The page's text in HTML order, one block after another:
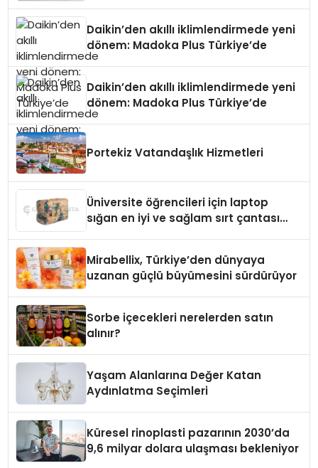
Daikin’den akıllı iklimlendirmede yeni
dönem: Madoka Plus Türkiye’de
Daikin’den akıllı iklimlendirmede yeni
dönem: Madoka Plus Türkiye’de
Portekiz Vatandaşlık Hizmetleri
Üniversite öğrencileri için laptop
sığan en iyi ve sağlam sırt çantası
Mirabellix, Türkiye’den dünyaya
uzanan güçlü büyümesini sürdürüyor
Sorbe içecekleri nerelerden satın
alınır?
Yaşam Alanlarına Değer Katan
Aydınlatma Seçimleri
Küresel rinoplasti pazarının 2030’da
9,6 milyar dolara ulaşması bekleniyor